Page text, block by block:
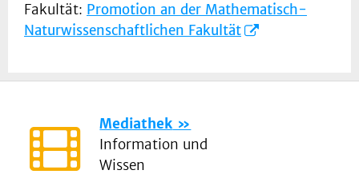
Fakultät: Promotion an der Mathematisch-
Naturwissenschaftlichen Fakultät
Mediathek
Information und
Wissen